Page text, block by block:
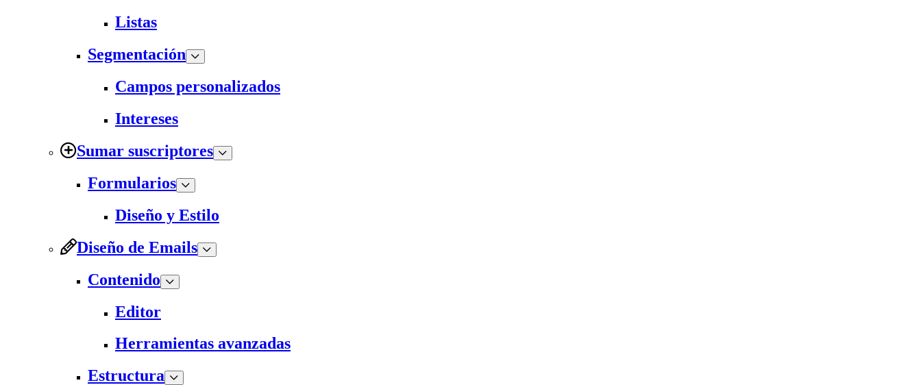
Listas
Segmentación
Campos personalizados
Intereses
Sumar suscriptores
Formularios
Diseño y Estilo
Diseño de Emails
Contenido
Editor
Herramientas avanzadas
Estructura